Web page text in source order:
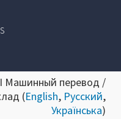
Машинный перевод /
(English, Русский,
Українська)